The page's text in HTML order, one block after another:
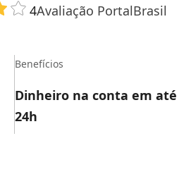
4Avaliação PortalBrasil
Benefícios
Dinheiro na conta em até
24h